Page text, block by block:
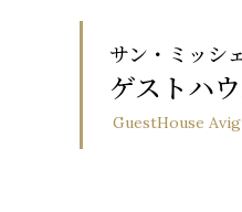
サン・ミッシ
ゲストハ
GuestHouse